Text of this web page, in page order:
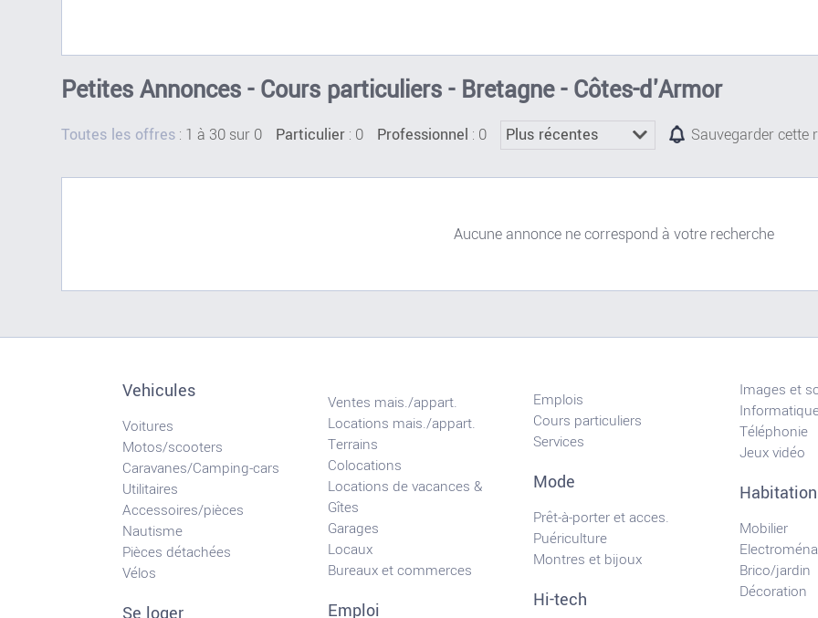
Petites Annonces - Cours particuliers - Bretagne - Côtes-d'Armor
Toutes les offres : 1 à 30 sur 0 Particulier : 0 Professionnel : 0 Sauvegarder cette
Aucune annonce ne correspond à votre recherche
Vehicules
Voitures
Motos/scooters
Caravanes/Camping-cars
Utilitaires
Accessoires/pièces
Nautisme
Pièces détachées
Vélos
Ventes mais./appart.
Locations mais./appart.
Terrains
Colocations
Locations de vacances &
Gîtes
Garages
Locaux
Bureaux et commerces
Emploi
Emplois
Cours particuliers
Services
Mode
Prêt-à-porter et acces.
Puériculture
Montres et bijoux
Hi-tech
Images et
Téléphonie
Jeux vidéo
Habitation
Mobilier
Brico/jardin
Décoration